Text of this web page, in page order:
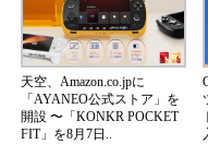
天空、Amazon.co.jpに
「AYANEO公式ストア」を
開設 〜「KONKR POCKET
FIT」を8月7日..